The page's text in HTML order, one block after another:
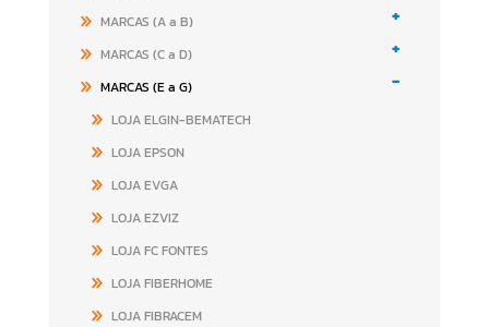
MARCAS (A a B) +
MARCAS (C a D) +
MARCAS (E a G) -
LOJA ELGIN-BEMATECH
LOJA EPSON
LOJA EVGA
LOJA EZVIZ
LOJA FC FONTES
LOJA FIBERHOME
LOJA FIBRACEM